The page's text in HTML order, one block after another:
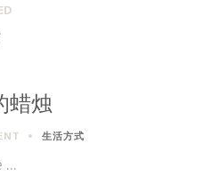
蜡烛
生活方式
...